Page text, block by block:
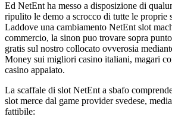
Ed NetEnt ha messo a disposizione di
ripulito le demo a scrocco di tutte le proprie
Laddove una cambiamento NetEnt slot
commercio, la sinon puo trovare sopra
gratis sul nostro collocato ovverosia
Money sui migliori casino italiani, magari
casino appaiato.
La scaffale di slot NetEnt a sbafo
slot merce dal game provider svedese,
fattibile: